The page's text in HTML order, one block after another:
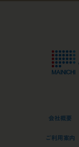
会社概要
ご利用案内